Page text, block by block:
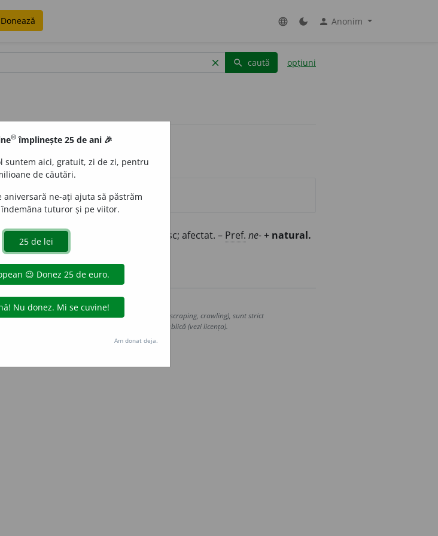
Donează language dark_mode person Anonim
clear search caută opțiuni
lipsit de naturalețe; artificial, nefiresc; afectat. – Pref. ne-+ natural.
dexonline (https://dexonline.ro)
prin orice metode de extragere automată (web scraping, crawling), sunt strict
seturilor de date oferite oficial spre utilizare publică (vezi licența).
Hosterion
® împlinește 25 de ani 🎉
suntem aici, gratuit, zi de zi, pentru
de căutări.
aniversară ne-ați ajuta să păstrăm
tuturor și pe viitor.
Am donat deja.